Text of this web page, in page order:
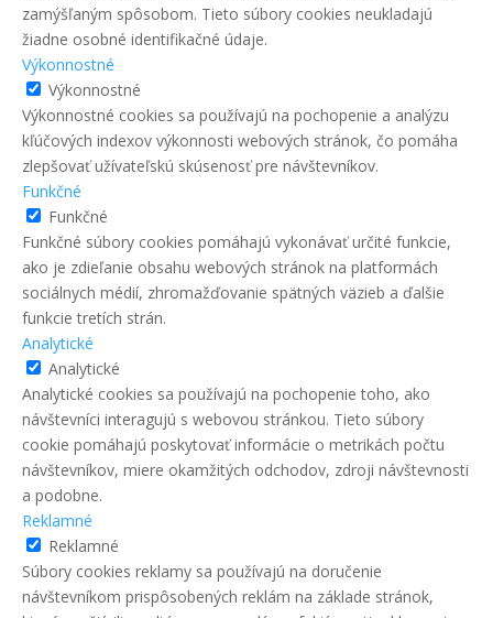
zamýšľaným spôsobom. Tieto súbory cookies neukladajú
žiadne osobné identifikačné údaje.
Výkonnostné
Výkonnostné
Výkonnostné cookies sa používajú na pochopenie a analýzu
kľúčových indexov výkonnosti webových stránok, čo pomáha
zlepšovať užívateľskú skúsenosť pre návštevníkov.
Funkčné
Funkčné
Funkčné súbory cookies pomáhajú vykonávať určité funkcie,
ako je zdieľanie obsahu webových stránok na platformách
sociálnych médií, zhromažďovanie spätných väzieb a ďalšie
funkcie tretích strán.
Analytické
Analytické
Analytické cookies sa používajú na pochopenie toho, ako
návštevníci interagujú s webovou stránkou. Tieto súbory
cookie pomáhajú poskytovať informácie o metrikách počtu
návštevníkov, miere okamžitých odchodov, zdroji návštevnosti
a podobne.
Reklamné
Reklamné
Súbory cookies reklamy sa používajú na doručenie
návštevníkom prispôsobených reklám na základe stránok,